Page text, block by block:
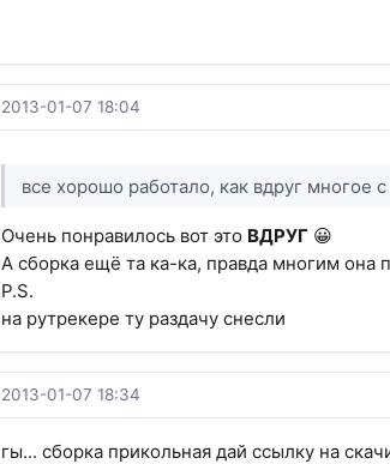
2013-01-07 18:04
все хорошо работало, как вдруг многое
Очень понравилось вот это ВДРУГ 😀
А сборка ещё та ка-ка, правда многим она
P.S.
на рутрекере ту раздачу снесли
2013-01-07 18:34
гы... сборка прикольная дай ссылку на